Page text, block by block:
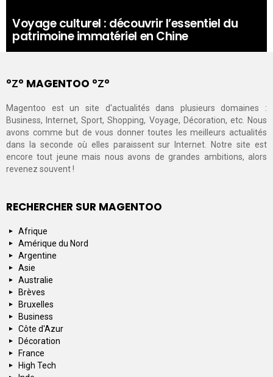
Voyage culturel : découvrir l’essentiel du
patrimoine immatériel en Chine
°Ζ° MAGENTOO °Ζ°
Magentoo est un site d'actualités dans plusieurs domaines :
Business, Internet, Sport, Shopping, Voyage, Décoration, etc. Nous
avons comme but de vous donner toutes les meilleurs actualités
dans la seconde où elles paraissent sur Internet. Notre site est
encore tout jeune mais nous avons de grandes ambitions, alors
revenez souvent !
RECHERCHER SUR MAGENTOO
Afrique
Amérique du Nord
Argentine
Asie
Australie
Brèves
Bruxelles
Business
Côte d'Azur
Décoration
France
High Tech